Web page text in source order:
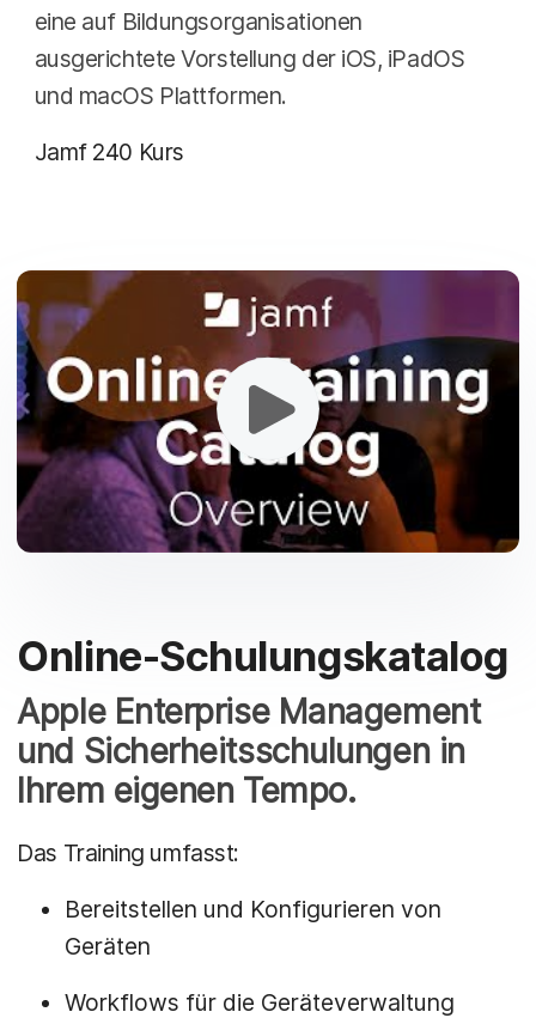
eine auf Bildungsorganisationen
ausgerichtete Vorstellung der iOS, iPadOS
und macOS Plattformen.
Jamf 240 Kurs
Online-Schulungskatalog
Apple Enterprise Management
und Sicherheitsschulungen in
Ihrem eigenen Tempo.
Das Training umfasst:
Bereitstellen und Konfigurieren von
Geräten
Workflows für die Geräteverwaltung